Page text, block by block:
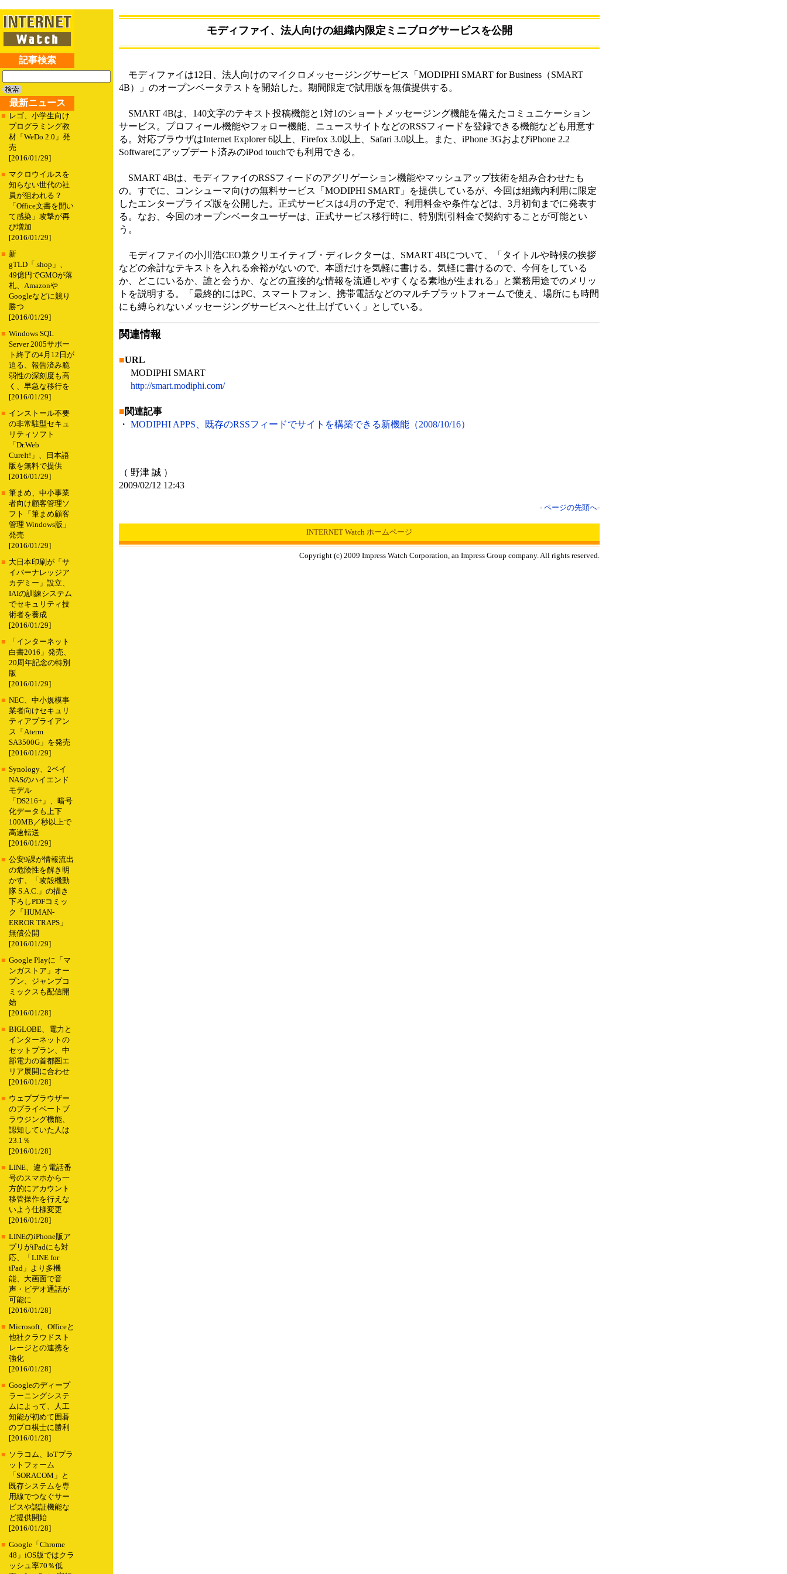
記事検索
最新ニュース
■ レゴ、小学生向け
プログラミング教
材「WeDo 2.0」発
売
[2016/01/29]
■ マクロウイルスを
知らない世代の社
員が狙われる？
「Office文書を開い
て感染」攻撃が再
び増加
[2016/01/29]
■ 新
gTLD「.shop」、
49億円でGMOが落
札、Amazonや
Googleなどに競り
勝つ
[2016/01/29]
■ Windows SQL
Server 2005サポー
ト終了の4月12日が
迫る、報告済み脆
弱性の深刻度も高
く、早急な移行を
[2016/01/29]
■ インストール不要
の非常駐型セキュ
リティソフト
「Dr.Web
CureIt!」、日本語
版を無料で提供
[2016/01/29]
■ 筆まめ、中小事業
者向け顧客管理ソ
フト「筆まめ顧客
管理 Windows版」
発売
[2016/01/29]
■ 大日本印刷が「サ
イバーナレッジア
カデミー」設立、
IAIの訓練システム
でセキュリティ技
術者を養成
[2016/01/29]
■
「インターネット
白書2016」発売、
20周年記念の特別
版
[2016/01/29]
■ NEC、中小規模事
業者向けセキュリ
ティアプライアン
ス「Aterm
SA3500G」を発売
[2016/01/29]
■ Synology、2ベイ
NASのハイエンド
モデル
「DS216+」、暗号
化データも上下
100MB／秒以上で
高速転送
[2016/01/29]
■ 公安9課が情報流出
の危険性を解き明
かす、「攻殻機動
隊 S.A.C.」の描き
下ろしPDFコミッ
ク「HUMAN-
ERROR TRAPS」
無償公開
[2016/01/29]
■ Google Playに「マ
ンガストア」オー
プン、ジャンプコ
ミックスも配信開
始
[2016/01/28]
■ BIGLOBE、電力と
インターネットの
セットプラン、中
部電力の首都圏エ
リア展開に合わせ
[2016/01/28]
■ ウェブブラウザー
のプライベートブ
ラウジング機能、
認知していた人は
23.1％
[2016/01/28]
■ LINE、違う電話番
号のスマホから一
方的にアカウント
移管操作を行えな
いよう仕様変更
[2016/01/28]
■ LINEのiPhone版ア
プリがiPadにも対
応、「LINE for
iPad」より多機
能、大画面で音
声・ビデオ通話が
可能に
[2016/01/28]
■ Microsoft、Officeと
他社クラウドスト
レージとの連携を
強化
[2016/01/28]
■ Googleのディープ
ラーニングシステ
ムによって、人工
知能が初めて囲碁
のプロ棋士に勝利
[2016/01/28]
■ ソラコム、IoTプラ
ットフォーム
「SORACOM」と
既存システムを専
用線でつなぐサー
ビスや認証機能な
ど提供開始
[2016/01/28]
■ Google「Chrome
48」iOS版ではクラ
ッシュ率70％低
モディファイ、法人向けの組織内限定ミニブログサービスを公開
モディファイは12日、法人向けのマイクロメッセージングサービス「MODIPHI SMART for Business（SMART
4B）」のオープンベータテストを開始した。期間限定で試用版を無償提供する。
SMART 4Bは、140文字のテキスト投稿機能と1対1のショートメッセージング機能を備えたコミュニケーション
サービス。プロフィール機能やフォロー機能、ニュースサイトなどのRSSフィードを登録できる機能なども用意す
る。対応ブラウザはInternet Explorer 6以上、Firefox 3.0以上、Safari 3.0以上。また、iPhone 3GおよびiPhone 2.2
Softwareにアップデート済みのiPod touchでも利用できる。
SMART 4Bは、モディファイのRSSフィードのアグリゲーション機能やマッシュアップ技術を組み合わせたも
の。すでに、コンシューマ向けの無料サービス「MODIPHI SMART」を提供しているが、今回は組織内利用に限定
したエンタープライズ版を公開した。正式サービスは4月の予定で、利用料金や条件などは、3月初旬までに発表す
る。なお、今回のオープンベータユーザーは、正式サービス移行時に、特別割引料金で契約することが可能とい
う。
モディファイの小川浩CEO兼クリエイティブ・ディレクターは、SMART 4Bについて、「タイトルや時候の挨拶
などの余計なテキストを入れる余裕がないので、本題だけを気軽に書ける。気軽に書けるので、今何をしている
か、どこにいるか、誰と会うか、などの直接的な情報を流通しやすくなる素地が生まれる」と業務用途でのメリッ
トを説明する。「最終的にはPC、スマートフォン、携帯電話などのマルチプラットフォームで使え、場所にも時間
にも縛られないメッセージングサービスへと仕上げていく」としている。
関連情報
■URL
MODIPHI SMART
http://smart.modiphi.com/
■関連記事
・ MODIPHI APPS、既存のRSSフィードでサイトを構築できる新機能（2008/10/16）
（ 野津 誠 ）
2009/02/12 12:43
- ページの先頭へ-
INTERNET Watch ホームページ
Copyright (c) 2009 Impress Watch Corporation, an Impress Group company. All rights reserved.